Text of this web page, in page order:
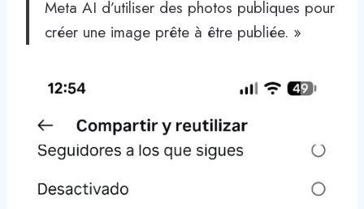
Meta AI d’utiliser des photos publiques pour
créer une image prête à être publiée. »